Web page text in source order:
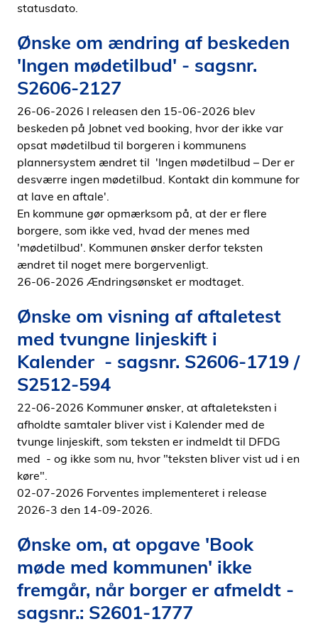
statusdato.
Ønske om ændring af beskeden
'Ingen mødetilbud' - sagsnr.
S2606-2127
26-06-2026 I releasen den 15-06-2026 blev
beskeden på Jobnet ved booking, hvor der ikke var
opsat mødetilbud til borgeren i kommunens
plannersystem ændret til 'Ingen mødetilbud – Der er
desværre ingen mødetilbud. Kontakt din kommune for
at lave en aftale'.
En kommune gør opmærksom på, at der er flere
borgere, som ikke ved, hvad der menes med
'mødetilbud'. Kommunen ønsker derfor teksten
ændret til noget mere borgervenligt.
26-06-2026 Ændringsønsket er modtaget.
Ønske om visning af aftaletest
med tvungne linjeskift i
Kalender - sagsnr. S2606-1719 /
S2512-594
22-06-2026 Kommuner ønsker, at aftaleteksten i
afholdte samtaler bliver vist i Kalender med de
tvunge linjeskift, som teksten er indmeldt til DFDG
med - og ikke som nu, hvor "teksten bliver vist ud i en
køre".
02-07-2026 Forventes implementeret i release
2026-3 den 14-09-2026.
Ønske om, at opgave 'Book
møde med kommunen' ikke
fremgår, når borger er afmeldt -
sagsnr.: S2601-1777